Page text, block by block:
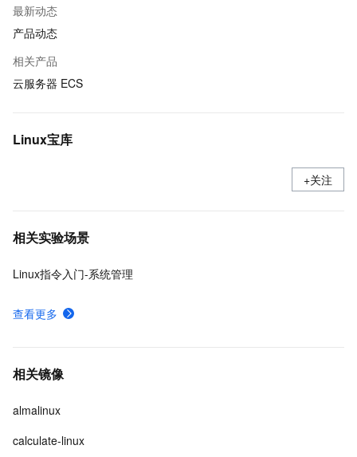
最新动态
产品动态
相关产品
云服务器 ECS
Linux宝库
+关注
相关实验场景
Linux指令入门-系统管理
查看更多
相关镜像
almalinux
calculate-linux